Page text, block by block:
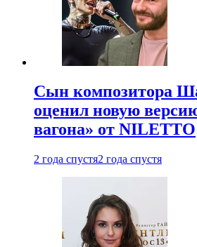
Сын композитора
оценил новую
вагона» от NILETTO
2 года спустя2 года спустя